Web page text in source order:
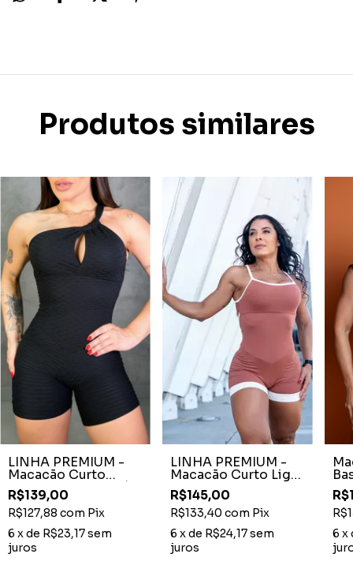
Produtos similares
LINHA PREMIUM -
Macacão Curto
Brocado Ombro Só
Preto
R$139,00
R$127,88 com Pix
6 x de R$23,17sem
juros
LINHA PREMIUM -
Macacão Curto Light
Cocoa Detalhe Off
White
R$145,00
R$133,40 com Pix
6 x de R$24,17sem
juros
6 x